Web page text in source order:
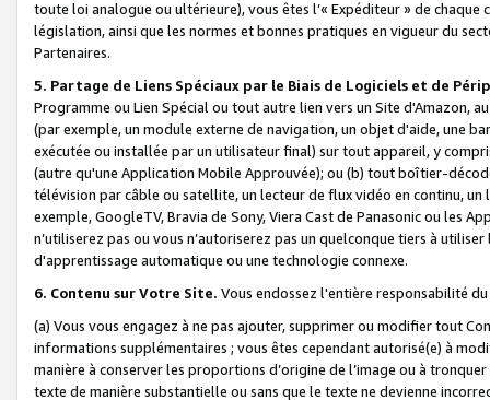
toute loi analogue ou ultérieure), vous êtes l’« Expéditeur » de
législation, ainsi que les normes et bonnes pratiques en vigueur du
Partenaires.
5. Partage de Liens Spéciaux par le Biais de Logiciels et de
Programme ou Lien Spécial ou tout autre lien vers un Site d'Amazon,
(par exemple, un module externe de navigation, un objet d'aide, une
exécutée ou installée par un utilisateur final) sur tout appareil, y
(autre qu'une Application Mobile Approuvée); ou (b) tout boîtier-
télévision par câble ou satellite, un lecteur de flux vidéo en continu,
exemple, GoogleTV, Bravia de Sony, Viera Cast de Panasonic ou les
n’utiliserez pas ou vous n’autoriserez pas un quelconque tiers à
d'apprentissage automatique ou une technologie connexe.
6. Contenu sur Votre Site. Vous endossez l'entière responsabilité
(a) Vous vous engagez à ne pas ajouter, supprimer ou modifier tout
informations supplémentaires ; vous êtes cependant autorisé(e) à
manière à conserver les proportions d’origine de l’image ou à
texte de manière substantielle ou sans que le texte ne devienne